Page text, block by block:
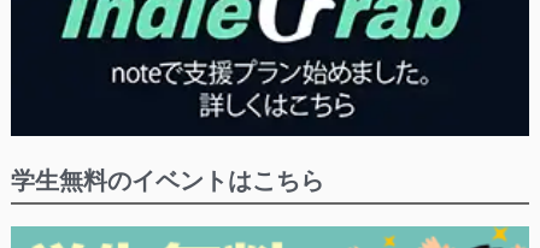
学生無料のイベントはこちら